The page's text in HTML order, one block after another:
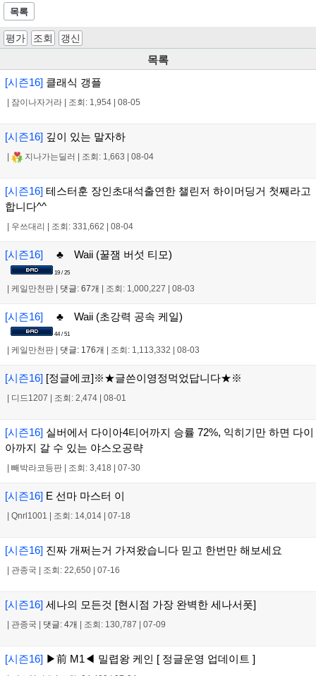
목록
평가 조회 갱신
목록
[시즌16] 클래식 갱플
잠이나자거라 조회: 1,954 08-05
[시즌16] 깊이 있는 말자하
지나가는딜러 조회: 1,663 08-04
[시즌16] 테스터훈 장인초대석출연한 챌린저 하이머딩거 첫째라고
합니다^^
우쓰대리 조회: 331,662 08-04
[시즌16] ♣ Waii (꿀잼 버섯 티모)
19 / 25
| 케일만천판 | 댓글: 67개 | 조회: 1,000,227 | 08-03
[시즌16] ♣ Waii (초강력 공속 케일)
44 / 51
케일만천판 댓글: 176개 조회: 1,113,332 08-03
[시즌16] [정글에코]※★글쓴이영정먹었답니다★※
디드1207 조회: 2,474 08-01
[시즌16] 실버에서 다이아4티어까지 승률 72%, 익히기만 하면 다이
아까지 갈 수 있는 야스오공략
빼박라코등판 조회: 3,418 07-30
[시즌16] E 선마 마스터 이
Qnrl1001 조회: 14,014 07-18
[시즌16] 진짜 개쩌는거 가져왔습니다 믿고 한번만 해보세요
관종국 조회: 22,650 07-16
[시즌16] 세나의 모든것 [현시점 가장 완벽한 세나서폿]
관종국 댓글: 4개 조회: 130,787 07-09
[시즌16] ▶前 M1◀ 밀렵왕 케인 [ 정글운영 업데이트 ]